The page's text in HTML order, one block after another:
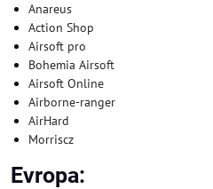
Anareus
Action Shop
Airsoft pro
Bohemia Airsoft
Airsoft Online
Airborne-ranger
AirHard
Morriscz
Evropa: